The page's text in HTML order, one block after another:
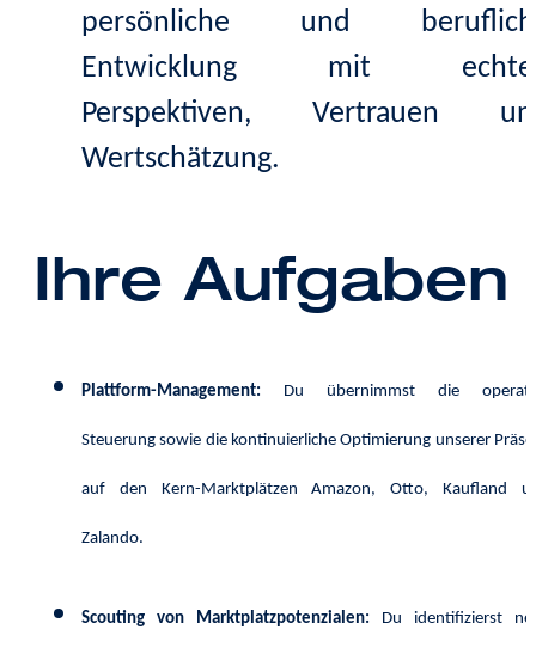
persönliche und
Entwicklung mit
Perspektiven, Vertrauen
Wertschätzung.
Ihre Aufgaben
Plattform-Management: Du übernimmst die
Steuerung sowie die kontinuierliche Optimierung unserer
auf den Kern-Marktplätzen Amazon, Otto, Kaufland
Zalando.
Scouting von Marktplatzpotenzialen: Du identifizierst